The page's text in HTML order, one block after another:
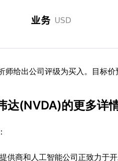
师给出公司评级为买入。目标
达(NVDA)的更多详
供商和人工智能公司正致力于